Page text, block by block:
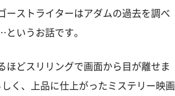
ーストライターはアダムの過去を調べ
いうお話です。
ほどスリリングで画面から目が離せま
く、上品に仕上がったミステリー映画